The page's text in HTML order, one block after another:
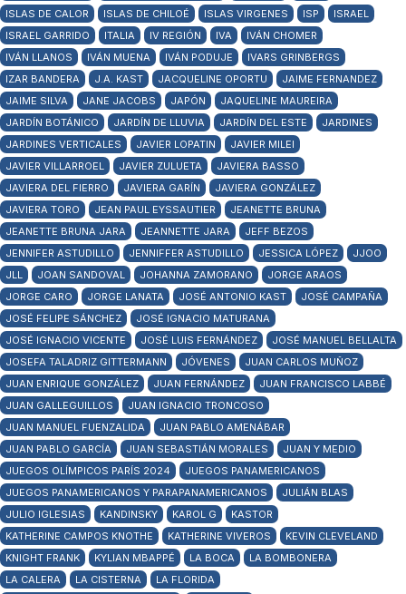
ISLAS DE CALOR
ISLAS DE CHILOÉ ISLAS VIRGENES ISP
ISRAEL
ISRAEL GARRIDO
ITALIA IV REGIÓN IVA
IVÁN CHOMER
IVÁN LLANOS
IVÁN MUENA IVÁN PODUJE
IVARS GRINBERGS
IZAR BANDERA
J.A. KAST JACQUELINE OPORTU
JAIME FERNANDEZ
JAIME SILVA
JANE JACOBS JAPÓN
JAQUELINE MAUREIRA
JARDÍN BOTÁNICO
JARDÍN DE LLUVIA JARDÍN DEL ESTE
JARDINES
JARDINES VERTICALES
JAVIER LOPATIN
JAVIER MILEI
JAVIER VILLARROEL
JAVIER ZULUETA
JAVIERA BASSO
JAVIERA DEL FIERRO
JAVIERA GARÍN
JAVIERA GONZÁLEZ
JAVIERA TORO
JEAN PAUL EYSSAUTIER
JEANETTE BRUNA
JEANETTE BRUNA JARA
JEANNETTE JARA
JEFF BEZOS
JENNIFER ASTUDILLO
JENNIFFER ASTUDILLO JESSICA LÓPEZ
JJOO
JLL
JOAN SANDOVAL JOHANNA ZAMORANO
JORGE ARAOS
JORGE CARO
JORGE LANATA JOSÉ ANTONIO KAST
JOSÉ CAMPAÑA
JOSÉ FELIPE SÁNCHEZ
JOSÉ IGNACIO MATURANA
JOSÉ IGNACIO VICENTE
JOSÉ LUIS FERNÁNDEZ
JOSÉ MANUEL BELLALTA
JOSEFA TALADRIZ GITTERMANN
JÓVENES
JUAN CARLOS MUÑOZ
JUAN ENRIQUE GONZÁLEZ
JUAN FERNÁNDEZ
JUAN FRANCISCO LABBÉ
JUAN GALLEGUILLOS
JUAN IGNACIO TRONCOSO
JUAN MANUEL FUENZALIDA
JUAN PABLO AMENÁBAR
JUAN PABLO GARCÍA
JUAN SEBASTIÁN MORALES
JUAN Y MEDIO
JUEGOS OLÍMPICOS PARÍS 2024
JUEGOS PANAMERICANOS
JUEGOS PANAMERICANOS Y PARAPANAMERICANOS
JULIÁN BLAS
JULIO IGLESIAS
KANDINSKY KAROL G
KASTOR
KATHERINE CAMPOS KNOTHE
KATHERINE VIVEROS
KEVIN CLEVELAND
KNIGHT FRANK
KYLIAN MBAPPÉ LA BOCA
LA BOMBONERA
LA CALERA
LA CISTERNA LA FLORIDA